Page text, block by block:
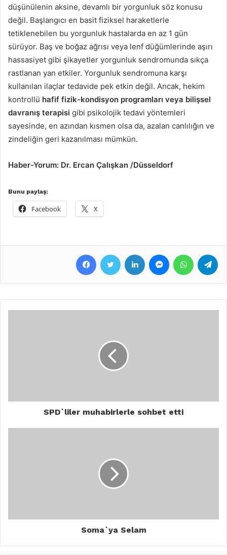
düşünülenin aksine, devamlı bir yorgunluk söz konusu
değil. Başlangıcı en basit fiziksel haraketlerle
tetiklenebilen bu yorgunluk hastalarda en az 1 gün
sürüyor. Baş ve boğaz ağrısı veya lenf düğümlerinde aşırı
hassasiyet gibi şikayetler yorgunluk sendromunda sıkça
rastlanan yan etkiler. Yorgunluk sendromuna karşı
kullanılan ilaçlar tedavide pek etkin değil. Ancak, hekim
kontrollü hafif fizik-kondisyon programları veya bilişsel
davranış terapisi gibi psikolojik tedavi yöntemleri
sayesinde, en azından kısmen olsa da, azalan canlılığın ve
zindeliğin geri kazanılması mümkün.
Haber-Yorum: Dr. Ercan Çalışkan /Düsseldorf
Bunu paylaş:
Facebook X
SPD`liler muhabirlerle sohbet etti
Soma`ya Selam